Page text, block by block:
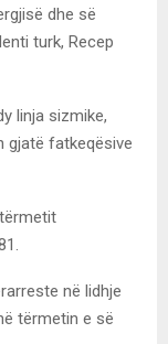
dhe së
turk, Recep
linja sizmike,
gjatë fatkeqësive
në lidhje
tërmetin e së